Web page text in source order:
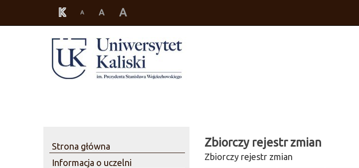
K A A A
Strona główna
Informacja o uczelni
Zbiorczy rejestr zmian
Zbiorczy rejestr zmian